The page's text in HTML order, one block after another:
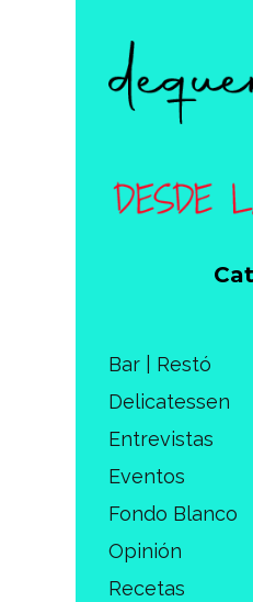
Bar | Restó
Delicatessen
Entrevistas
Eventos
Fondo Blanco
Opinión
Recetas